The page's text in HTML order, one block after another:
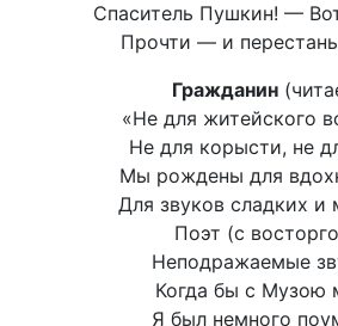
Спаситель Пушкин! —
Прочти — и
Гражданин
«Не для житейского
Не для корысти, не
Мы рождены для
Для звуков сладких и
Поэт (с
Неподражаемые
Когда бы с Музою
Я был немного